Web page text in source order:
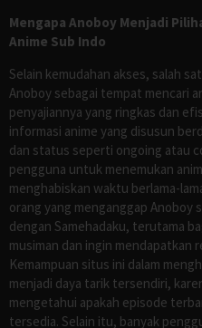
Mengapa Anoboy Menjadi
Anime Sub Indo
Selain kemudahan akses, salah
Anoboy sebagai tempat mencari
penyajiannya yang ringkas dan
informasi anime yang disusun
dan status seperti ongoing atau
pengguna untuk menemukan
menghabiskan waktu berlama-
orang yang menganggap
dengan Samehadaku, terutama
musiman dan ingin mendapatkan
Kemampuan situs ini dalam
menjadi daya tarik tersendiri,
mengetahui apakah episode
tersedia. Selain itu, banyak